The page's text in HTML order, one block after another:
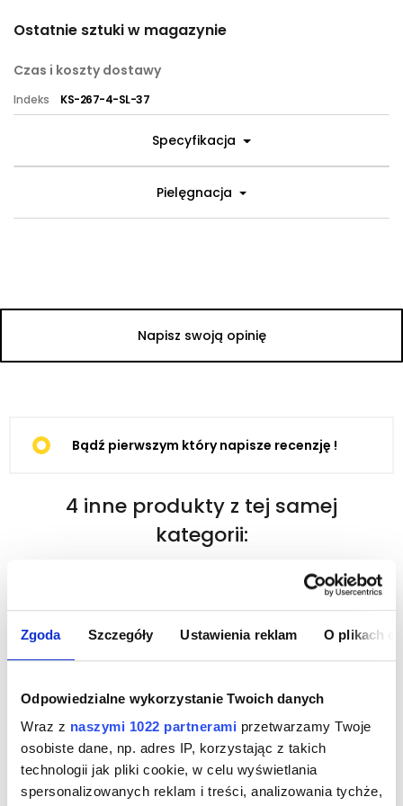
Zgoda Szczegóły Ustawienia reklam O plikach
Odpowiedzialne wykorzystanie Twoich danych
Wraz z naszymi 1022 partnerami przetwarzamy Twoje
osobiste dane, np. adres IP, korzystając z takich
technologii jak pliki cookie, w celu wyświetlania
spersonalizowanych reklam i treści, analizowania tychże,
Ostatnie sztuki w magazynie
Czas i koszty dostawy
Indeks KS-267-4-SL-37
Specyfikacja
Pielęgnacja
Napisz swoją opinię
Bądź pierwszym który napisze recenzję !
4 inne produkty z tej samej
kategorii: